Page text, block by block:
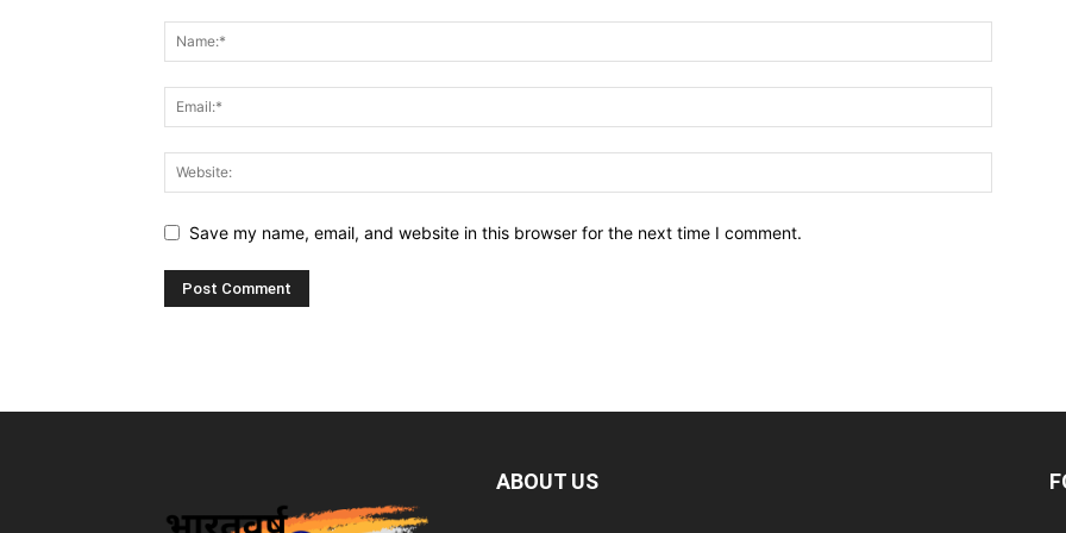
Save my name, email, and website in this browser for the next time I comment.
ABOUT US